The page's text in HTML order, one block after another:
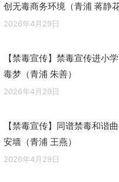
创无毒商务环境（青浦 蒋静花
2026年4月29日
【禁毒宣传】禁毒宣传进小
毒梦（青浦 朱善）
2026年4月29日
【禁毒宣传】同谱禁毒和谐
安墙（青浦 王燕）
2026年4月29日